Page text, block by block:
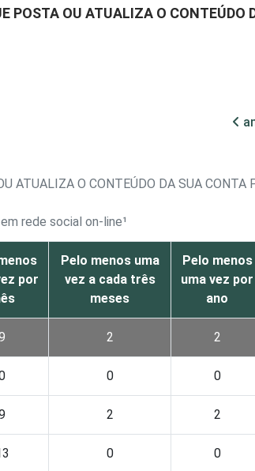
POSTA OU ATUALIZA O CONTEÚDO
ATUALIZA O CONTEÚDO DA SUA CONTA
rede social on-line¹
por
Pelo menos uma
vez a cada três
meses
Pelo menos
uma vez por
ano
2 2
0 0
2 2
0 0